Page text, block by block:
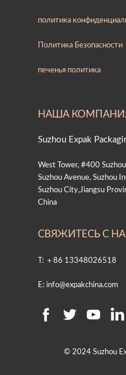
политика
Политика Безопасности
печенья политика
НАША
Suzhou Expak
West Tower, #400
Suzhou Avenue, Suzhou
Suzhou City,Jiangsu
China
СВЯЖИТЕСЬ С
T: ＋86 13348026518
E: info@expakchina.com
© 2024 Suzhou